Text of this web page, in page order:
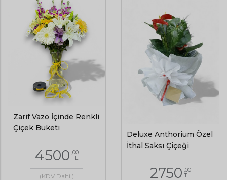
Zarif Vazo İçinde Renkli
Çiçek Buketi
4500 ,00
TL
(KDV Dahil)
Deluxe Anthorium Özel
İthal Saksı Çiçeği
2750 ,00
TL